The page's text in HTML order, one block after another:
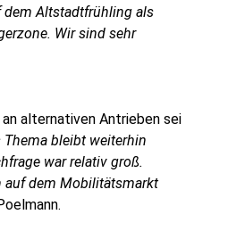
dem Altstadtfrühling als
Wir sind sehr
alternativen Antrieben sei
Thema bleibt weiterhin
war relativ groß.
auf dem Mobilitätsmarkt